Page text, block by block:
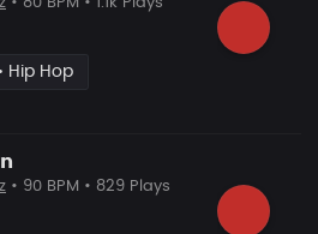
Hip Hop
• 90 BPM • 829 Plays